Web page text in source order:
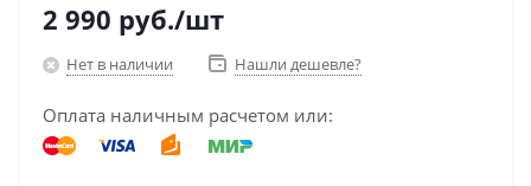
2 990 руб./шт
Нет в наличии Нашли дешевле?
Оплата наличным расчетом или: